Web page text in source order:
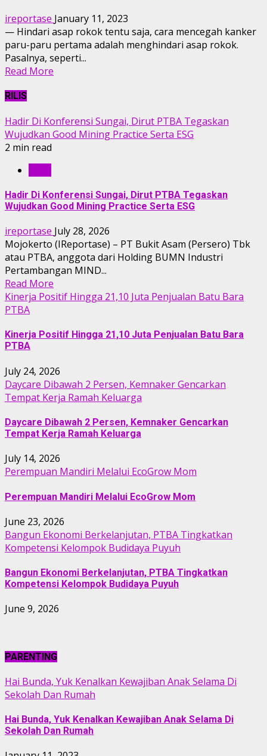
ireportase January 11, 2023
— Hindari asap rokok tentu saja, cara mencegah kanker
paru-paru pertama adalah menghindari asap rokok.
Pasalnya, seperti...
Read More
RILIS
Hadir Di Konferensi Sungai, Dirut PTBA Tegaskan
Wujudkan Good Mining Practice Serta ESG
2 min read
Hadir Di Konferensi Sungai, Dirut PTBA Tegaskan
Wujudkan Good Mining Practice Serta ESG
ireportase July 28, 2026
Mojokerto (IReportase) – PT Bukit Asam (Persero) Tbk
atau PTBA, anggota dari Holding BUMN Industri
Pertambangan MIND...
Read More
Kinerja Positif Hingga 21,10 Juta Penjualan Batu Bara
PTBA
Kinerja Positif Hingga 21,10 Juta Penjualan Batu Bara
PTBA
July 24, 2026
Daycare Dibawah 2 Persen, Kemnaker Gencarkan
Tempat Kerja Ramah Keluarga
Daycare Dibawah 2 Persen, Kemnaker Gencarkan
Tempat Kerja Ramah Keluarga
July 14, 2026
Perempuan Mandiri Melalui EcoGrow Mom
Perempuan Mandiri Melalui EcoGrow Mom
June 23, 2026
Bangun Ekonomi Berkelanjutan, PTBA Tingkatkan
Kompetensi Kelompok Budidaya Puyuh
Bangun Ekonomi Berkelanjutan, PTBA Tingkatkan
Kompetensi Kelompok Budidaya Puyuh
June 9, 2026
PARENTING
Hai Bunda, Yuk Kenalkan Kewajiban Anak Selama Di
Sekolah Dan Rumah
Hai Bunda, Yuk Kenalkan Kewajiban Anak Selama Di
Sekolah Dan Rumah